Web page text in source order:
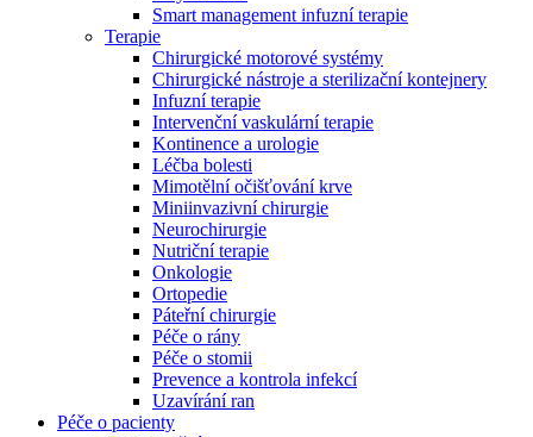
Odborné ambulance
Naše specializované ambulance jsou tu pro vás. Zvolte
specializaci a město, které potřebujete, a objednejte se do naší
ambulance.
Zůstaňte v dialogu s B. Braun. ​Kontaktujte nás.​
Smart management infuzní terapie​
Terapie
Chirurgické motorové systémy
Chirurgické nástroje a sterilizační kontejnery
Infuzní terapie
Intervenční vaskulární terapie
Kontinence a urologie
Léčba bolesti
Mimotělní očišťování krve
Miniinvazivní chirurgie
Neurochirurgie
Nutriční terapie
Onkologie
Ortopedie
Páteřní chirurgie
Péče o rány
Péče o stomii
Prevence a kontrola infekcí
Uzavírání ran
Péče o pacienty